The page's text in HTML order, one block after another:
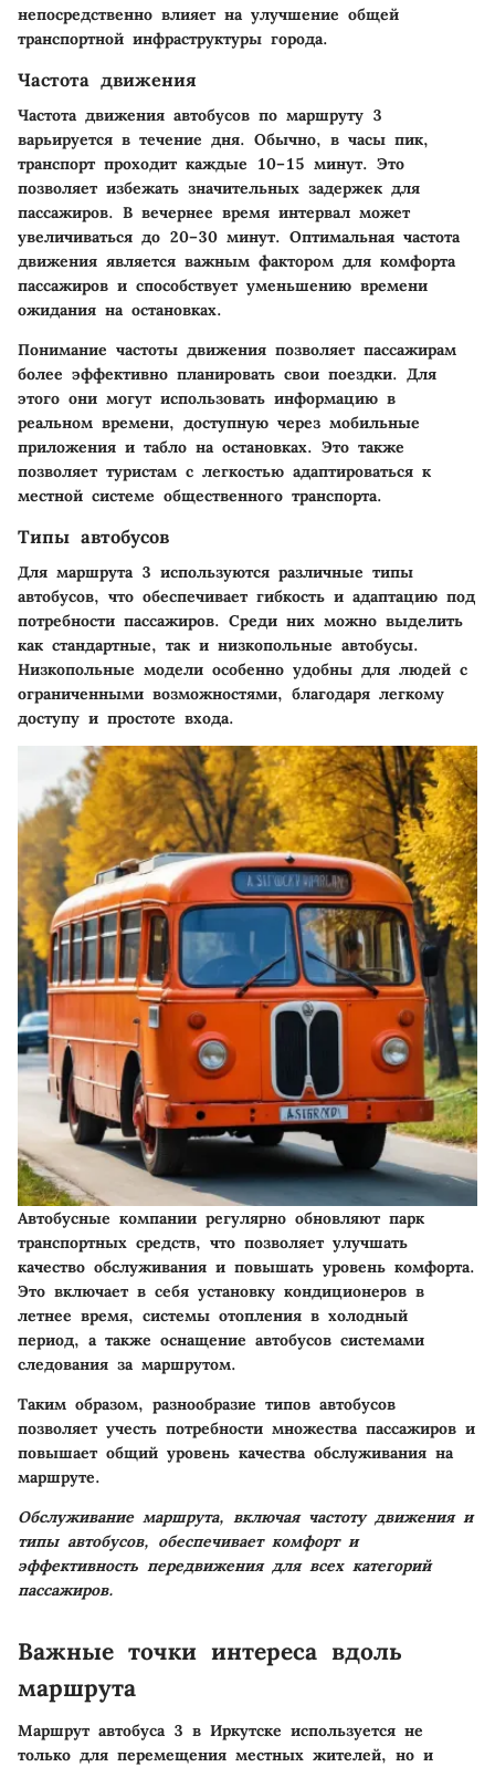
непосредственно влияет на улучшение общей
транспортной инфраструктуры города.
Частота движения
Частота движения автобусов по маршруту 3
варьируется в течение дня. Обычно, в часы пик,
транспорт проходит каждые 10–15 минут. Это
позволяет избежать значительных задержек для
пассажиров. В вечернее время интервал может
увеличиваться до 20–30 минут. Оптимальная частота
движения является важным фактором для комфорта
пассажиров и способствует уменьшению времени
ожидания на остановках.
Понимание частоты движения позволяет пассажирам
более эффективно планировать свои поездки. Для
этого они могут использовать информацию в
реальном времени, доступную через мобильные
приложения и табло на остановках. Это также
позволяет туристам с легкостью адаптироваться к
местной системе общественного транспорта.
Типы автобусов
Для маршрута 3 используются различные типы
автобусов, что обеспечивает гибкость и адаптацию под
потребности пассажиров. Среди них можно выделить
как стандартные, так и низкопольные автобусы.
Низкопольные модели особенно удобны для людей с
ограниченными возможностями, благодаря легкому
доступу и простоте входа.
Автобусные компании регулярно обновляют парк
транспортных средств, что позволяет улучшать
качество обслуживания и повышать уровень комфорта.
Это включает в себя установку кондиционеров в
летнее время, системы отопления в холодный
период, а также оснащение автобусов системами
следования за маршрутом.
Таким образом, разнообразие типов автобусов
позволяет учесть потребности множества пассажиров и
повышает общий уровень качества обслуживания на
маршруте.
Обслуживание маршрута, включая частоту движения и
типы автобусов, обеспечивает комфорт и
эффективность передвижения для всех категорий
пассажиров.
Важные точки интереса вдоль
маршрута
Маршрут автобуса 3 в Иркутске используется не
только для перемещения местных жителей, но и